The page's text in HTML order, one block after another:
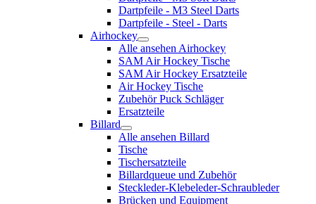
Dartpfeile - M3 Steel Darts
Dartpfeile - Steel - Darts
Airhockey
Alle ansehen Airhockey
SAM Air Hockey Tische
SAM Air Hockey Ersatzteile
Air Hockey Tische
Zubehör Puck Schläger
Ersatzteile
Billard
Alle ansehen Billard
Tische
Tischersatzteile
Billardqueue und Zubehör
Steckleder-Klebeleder-Schraubleder
Brücken und Equipment